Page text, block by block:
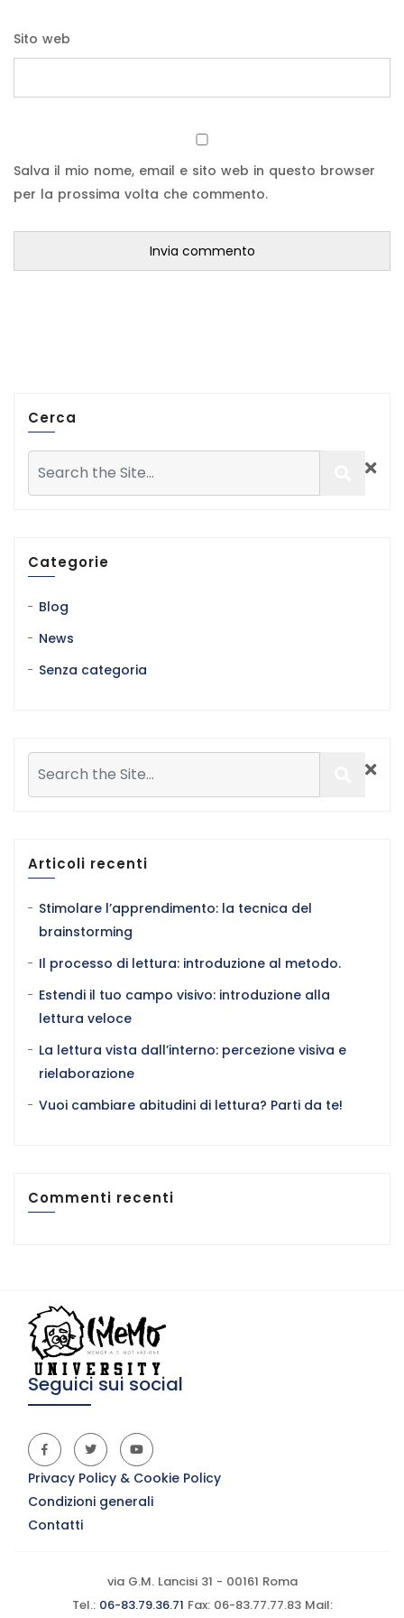
Sito web
Salva il mio nome, email e sito web in questo browser
per la prossima volta che commento.
Cerca
Categorie
Blog
News
Senza categoria
Articoli recenti
Stimolare l’apprendimento: la tecnica del
brainstorming
Il processo di lettura: introduzione al metodo.
Estendi il tuo campo visivo: introduzione alla
lettura veloce
La lettura vista dall’interno: percezione visiva e
rielaborazione
Vuoi cambiare abitudini di lettura? Parti da te!
Commenti recenti
Seguici sui social
Privacy Policy & Cookie Policy
Condizioni generali
Contatti
via G.M. Lancisi 31 - 00161 Roma
Tel.:06-83.79.36.71 Fax: 06-83.77.77.83 Mail: